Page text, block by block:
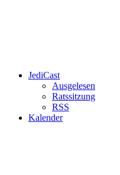
JediCast
Ausgelesen
Ratssitzung
RSS
Kalender